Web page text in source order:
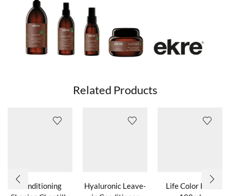
Related Products
Conditioning
Hyaluronic Leave-
Life Color Plus